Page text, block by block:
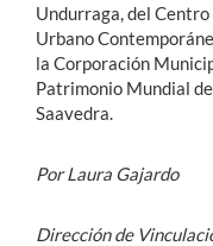
Undurraga, del
Urbano
la Corporación
Patrimonio Mundial
Saavedra.
Por Laura Gajardo
Dirección de